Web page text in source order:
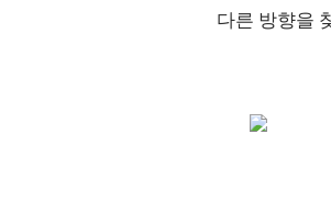
다른 방향을